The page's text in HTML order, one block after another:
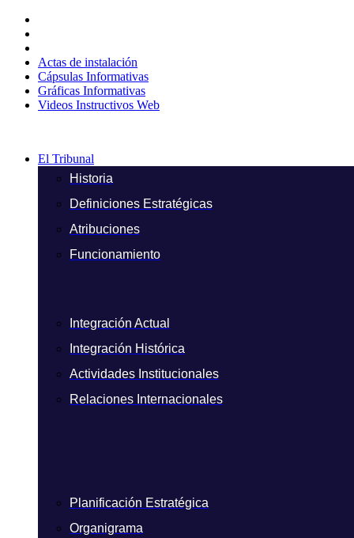
contenido
Actas de instalación
Cápsulas Informativas
Gráficas Informativas
Videos Instructivos Web
El Tribunal
Historia
Definiciones Estratégicas
Atribuciones
Funcionamiento
Integración Actual
Integración Histórica
Actividades Institucionales
Relaciones Internacionales
Planificación Estratégica
Organigrama